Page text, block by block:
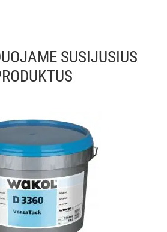
SUSIJUSIUS